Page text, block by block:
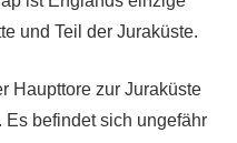
und Teil der Juraküste.
Haupttore zur Juraküste
befindet sich ungefähr